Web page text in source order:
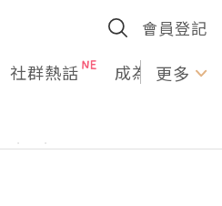
會員登記
社群熱話 成為U更多